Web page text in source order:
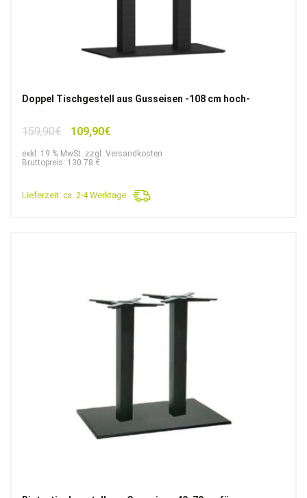
Doppel Tischgestell aus Gusseisen -108 cm hoch-
159,90€
Ursprünglicher
war:
109,90€Aktueller
ist:
exkl. 19 % MwSt. zzgl. Versandkosten
Bruttopreis: 130.78 €
Lieferzeit: ca. 2-4 Werktage